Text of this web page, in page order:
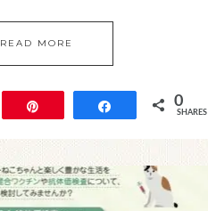
READ MORE
Share 0
SHARES